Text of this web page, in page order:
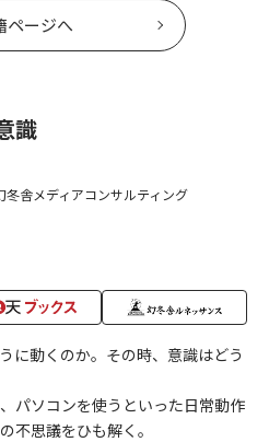
ページへ
識
冬舎メディアコンサルティング
に動くのか。その時、意識はどう
パソコンを使うといった日常動作
不思議をひも解く。